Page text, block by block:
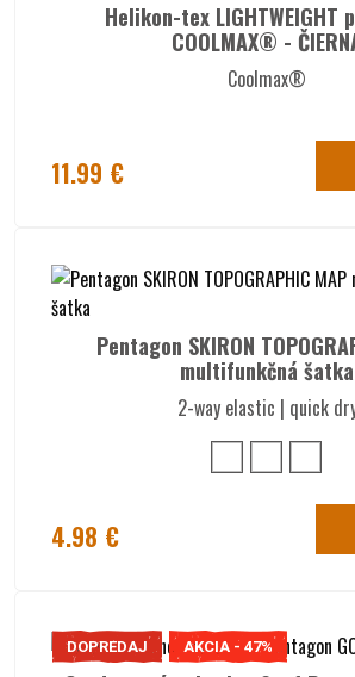
Helikon-tex LIGHTWEIGHT
COOLMAX® -
Coolmax®
11.99 €
Pentagon SKIRON
multifunkčná šatka
2-way elastic | quick
4.98 €
DOPREDAJ AKCIA - 47%